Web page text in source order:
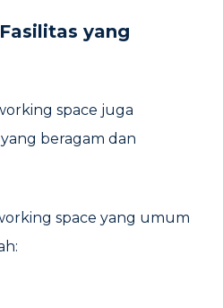
yang
space juga
beragam dan
space yang umum